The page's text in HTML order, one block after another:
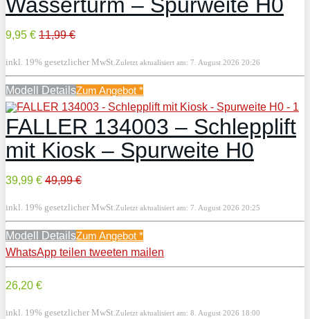
Wasserturm – Spurweite H0
9,95 € 11,99 €
inkl. 19% gesetzlicher MwSt.Zuletzt aktualisiert am: 7. August 2026 20:26
Modell DetailsZum Angebot *
FALLER 134003 – Schlepplift
mit Kiosk – Spurweite H0
39,99 € 49,99 €
inkl. 19% gesetzlicher MwSt.Zuletzt aktualisiert am: 7. August 2026 20:25
Modell DetailsZum Angebot *
WhatsApp teilen tweeten mailen
26,20 €
inkl. 19% gesetzlicher MwSt.Zuletzt aktualisiert am: 8. August 2026 18:00